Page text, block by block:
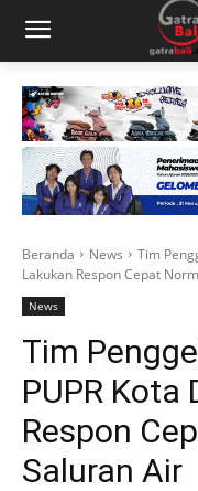
Beranda News
Tim
Lakukan Respon Cepat
News
Tim
PUPR Kota
Respon
Saluran Air